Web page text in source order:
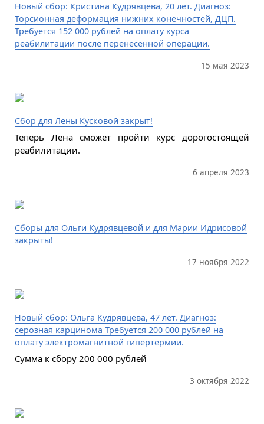
Новый сбор: Кристина Кудрявцева, 20 лет. Диагноз:
Торсионная деформация нижних конечностей, ДЦП.
Требуется 152 000 рублей на оплату курса
реабилитации после перенесенной операции.
15 мая 2023
Сбор для Лены Кусковой закрыт!
Теперь Лена сможет пройти курс дорогостоящей
реабилитации.
6 апреля 2023
Сборы для Ольги Кудрявцевой и для Марии Идрисовой
закрыты!
17 ноября 2022
Новый сбор: Ольга Кудрявцева, 47 лет. Диагноз:
серозная карцинома Требуется 200 000 рублей на
оплату электромагнитной гипертермии.
Сумма к сбору 200 000 рублей
3 октября 2022